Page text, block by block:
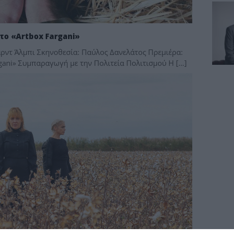
«Artbox Fargani»
Άλμπι Σκηνοθεσία: Παύλος Δανελάτος Πρεμιέρα:
Συμπαραγωγή με την Πολιτεία Πολιτισμού Η […]